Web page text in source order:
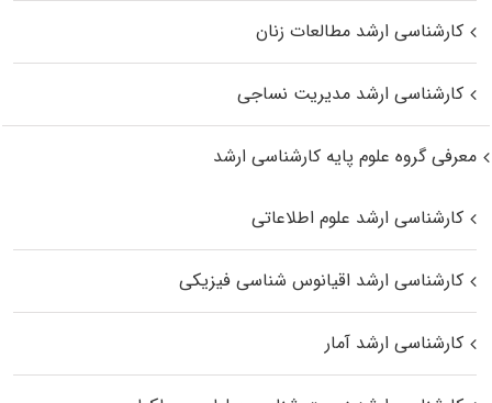
کارشناسی ارشد مطالعات زنان
کارشناسی ارشد مدیریت نساجی
معرفی گروه علوم پایه کارشناسی ارشد
کارشناسی ارشد علوم اطلاعاتی
کارشناسی ارشد اقیانوس‌ شناسی فیزیکی
کارشناسی ارشد آمار